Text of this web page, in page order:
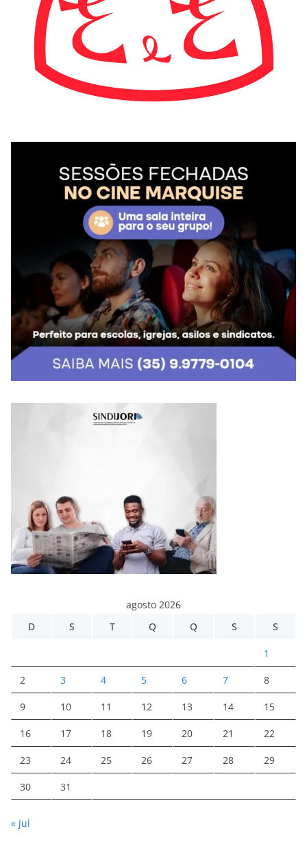
agosto 2026
D
S T Q Q S S
1
2 3 4 5 6 7 8
9 10 11 12 13 14 15
16 17 18 19 20 21 22
23 24 25 26 27 28 29
30 31
« jul